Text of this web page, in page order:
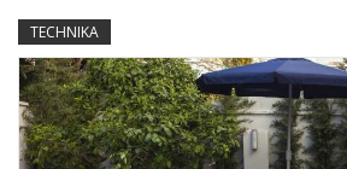
TECHNIKA